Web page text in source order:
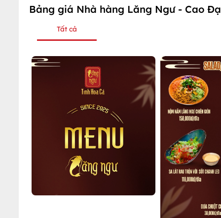
Bảng giá Nhà hàng Lăng Ngư - Cao
Tất cả